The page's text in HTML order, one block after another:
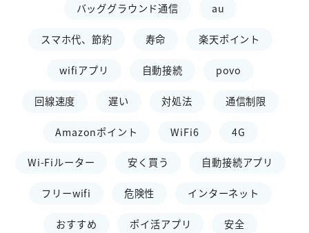
バッググラウンド通信 au
スマホ代、節約 寿命 楽天ポイント
wifiアプリ 自動接続 povo
回線速度 遅い 対処法 通信制限
Amazonポイント WiFi6 4G
Wi-Fiルーター 安く買う 自動接続アプリ
フリーwifi 危険性 インターネット
おすすめ ポイ活アプリ 安全